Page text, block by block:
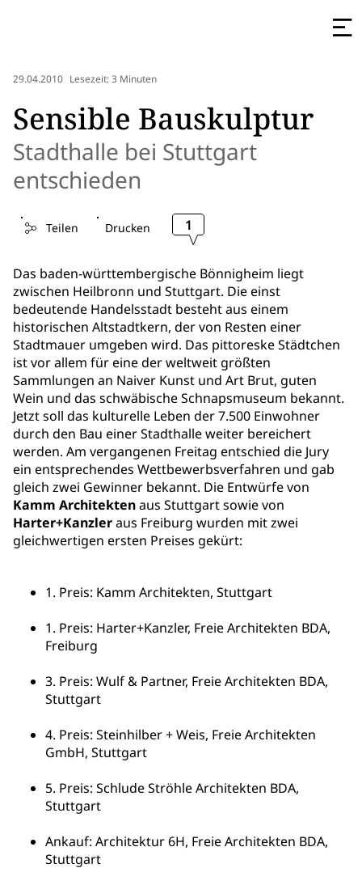
29.04.2010 Lesezeit: 3 Minuten
Sensible Bauskulptur
Stadthalle bei Stuttgart
entschieden
Teilen Drucken 1
Das baden-württembergische Bönnigheim liegt
zwischen Heilbronn und Stuttgart. Die einst
bedeutende Handelsstadt besteht aus einem
historischen Altstadtkern, der von Resten einer
Stadtmauer umgeben wird. Das pittoreske Städtchen
ist vor allem für eine der weltweit größten
Sammlungen an Naiver Kunst und Art Brut, guten
Wein und das schwäbische Schnapsmuseum bekannt.
Jetzt soll das kulturelle Leben der 7.500 Einwohner
durch den Bau einer Stadthalle weiter bereichert
werden. Am vergangenen Freitag entschied die Jury
ein entsprechendes Wettbewerbsverfahren und gab
gleich zwei Gewinner bekannt. Die Entwürfe von
Kamm Architektenaus Stuttgart sowie von
Harter+Kanzleraus Freiburg wurden mit zwei
gleichwertigen ersten Preises gekürt:
1. Preis: Kamm Architekten, Stuttgart
1. Preis: Harter+Kanzler, Freie Architekten BDA,
Freiburg
3. Preis: Wulf & Partner, Freie Architekten BDA,
Stuttgart
4. Preis: Steinhilber + Weis, Freie Architekten
GmbH, Stuttgart
5. Preis: Schlude Ströhle Architekten BDA,
Stuttgart
Ankauf: Architektur 6H, Freie Architekten BDA,
Stuttgart